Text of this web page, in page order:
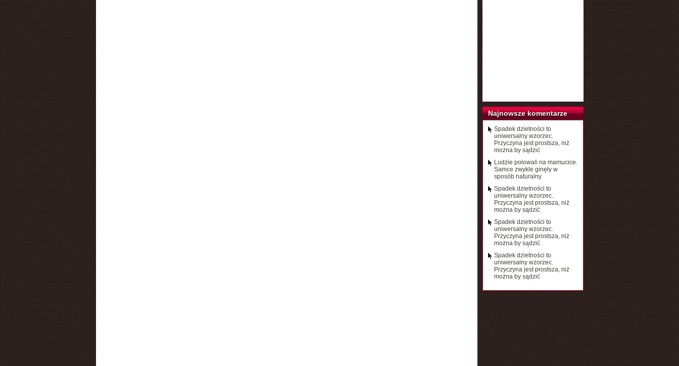
Najnowsze komentarze
Spadek dzietności to
uniwersalny wzorzec.
Przyczyna jest prostsza, niż
można by sądzić
Ludzie polowali na mamucice.
Samce zwykle ginęły w
sposób naturalny
Spadek dzietności to
uniwersalny wzorzec.
Przyczyna jest prostsza, niż
można by sądzić
Spadek dzietności to
uniwersalny wzorzec.
Przyczyna jest prostsza, niż
można by sądzić
Spadek dzietności to
uniwersalny wzorzec.
Przyczyna jest prostsza, niż
można by sądzić